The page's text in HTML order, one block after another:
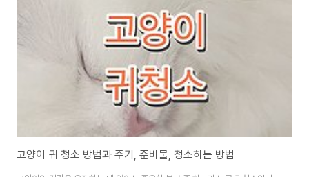
고양이 귀 청소 방법과 주기, 준비물, 청소하는 방법